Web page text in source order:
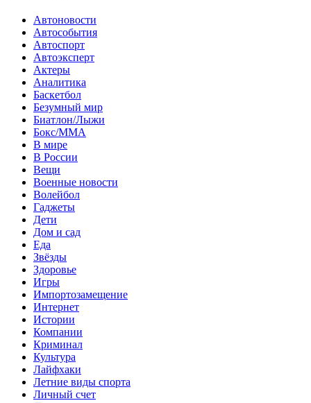
Автоновости
Автособытия
Автоспорт
Автоэксперт
Актеры
Аналитика
Баскетбол
Безумный мир
Биатлон/Лыжи
Бокс/MMA
В мире
В России
Вещи
Военные новости
Волейбол
Гаджеты
Дети
Дом и сад
Еда
Звёзды
Здоровье
Игры
Импортозамещение
Интернет
Истории
Компании
Криминал
Культура
Лайфхаки
Летние виды спорта
Личный счет